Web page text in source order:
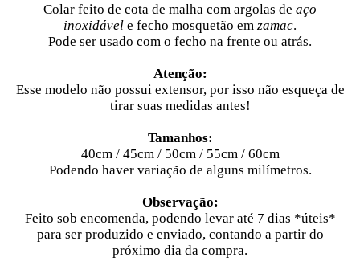
Colar feito de cota de malha com argolas de aço
inoxidável e fecho mosquetão em zamac.
Pode ser usado com o fecho na frente ou atrás.
Atenção:
Esse modelo não possui extensor, por isso não esqueça de
tirar suas medidas antes!
Tamanhos:
40cm / 45cm / 50cm / 55cm / 60cm
Podendo haver variação de alguns milímetros.
Observação:
Feito sob encomenda, podendo levar até 7 dias *úteis*
para ser produzido e enviado, contando a partir do
próximo dia da compra.